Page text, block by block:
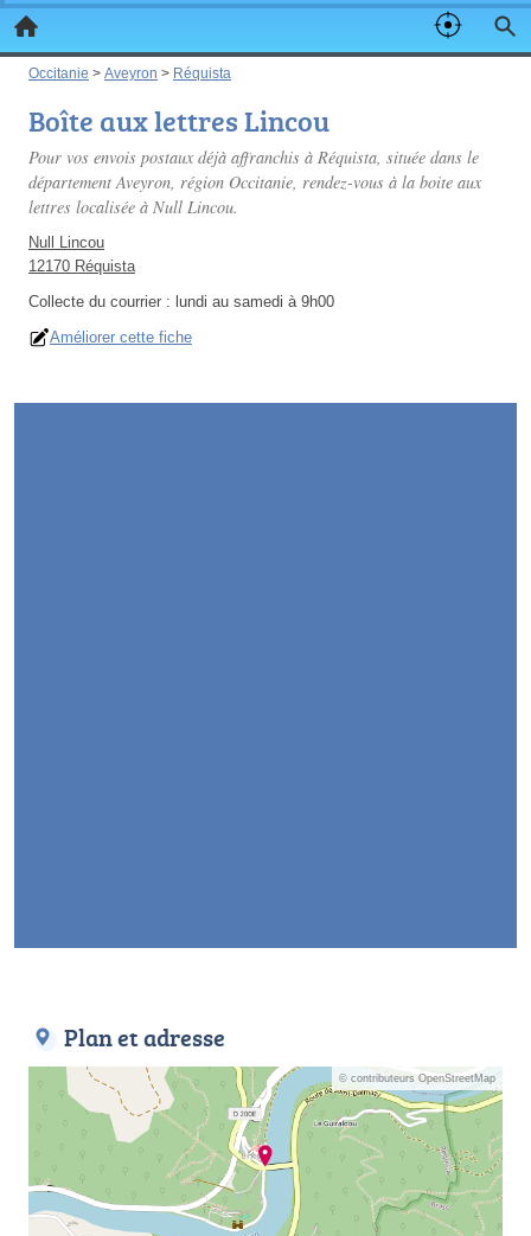
Occitanie > Aveyron > Réquista
Boîte aux lettres Lincou
Pour vos envois postaux déjà affranchis à Réquista, située dans le
département Aveyron, région Occitanie, rendez-vous à la boite aux
lettres localisée à Null Lincou.
Null Lincou
12170 Réquista
Collecte du courrier : lundi au samedi à 9h00
Améliorer cette fiche
Plan et adresse
© contributeurs OpenStreetMap